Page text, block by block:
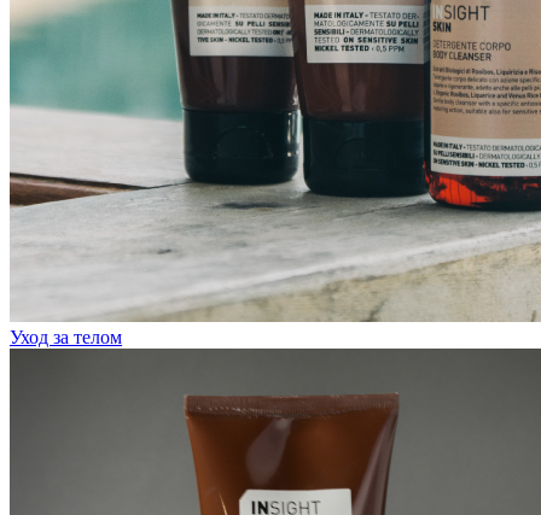
Уход за телом